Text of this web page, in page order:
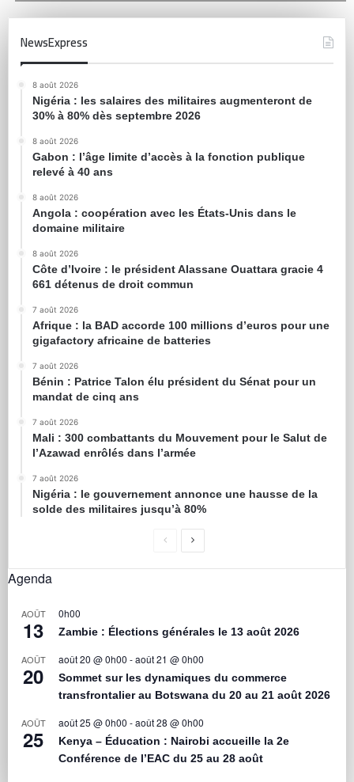
NewsExpress
8 août 2026
Nigéria : les salaires des militaires augmenteront de
30% à 80% dès septembre 2026
8 août 2026
Gabon : l’âge limite d’accès à la fonction publique
relevé à 40 ans
8 août 2026
Angola : coopération avec les États-Unis dans le
domaine militaire
8 août 2026
Côte d’Ivoire : le président Alassane Ouattara gracie 4
661 détenus de droit commun
7 août 2026
Afrique : la BAD accorde 100 millions d’euros pour une
gigafactory africaine de batteries
7 août 2026
Bénin : Patrice Talon élu président du Sénat pour un
mandat de cinq ans
7 août 2026
Mali : 300 combattants du Mouvement pour le Salut de
l’Azawad enrôlés dans l’armée
7 août 2026
Nigéria : le gouvernement annonce une hausse de la
solde des militaires jusqu’à 80%
Agenda
AOÛT
13
0h00
Zambie : Élections générales le 13 août 2026
AOÛT
20
août 20 @ 0h00 -août 21 @ 0h00
Sommet sur les dynamiques du commerce
transfrontalier au Botswana du 20 au 21 août 2026
AOÛT
25
août 25 @ 0h00 -août 28 @ 0h00
Kenya – Éducation : Nairobi accueille la 2e
Conférence de l’EAC du 25 au 28 août